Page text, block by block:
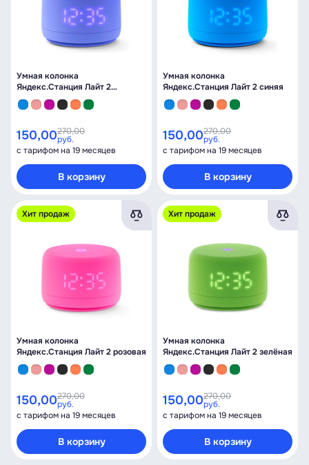
Умная колонка
Яндекс.Станция Лайт 2
фиолетовая
150,00270,00
руб.
с тарифом на 19 месяцев
В корзину
Умная колонка
Яндекс.Станция Лайт 2 синяя
150,00270,00
руб.
с тарифом на 19 месяцев
В корзину
Хит продаж
Умная колонка
Яндекс.Станция Лайт 2 розовая
150,00270,00
руб.
с тарифом на 19 месяцев
В корзину
Хит продаж
Умная колонка
Яндекс.Станция Лайт 2 зелёная
150,00270,00
руб.
с тарифом на 19 месяцев
В корзину